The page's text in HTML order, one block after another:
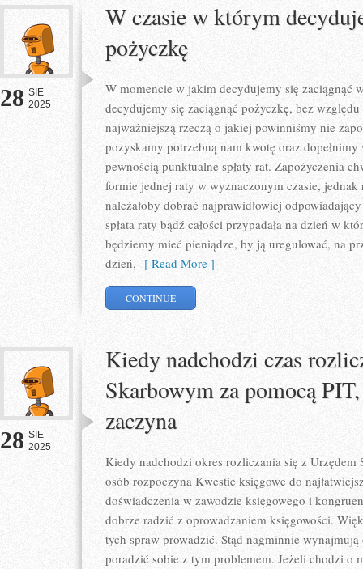
28 SIE
2025
W czasie w którym
pożyczkę
W momencie w jakim decydujemy się zaciągnąć
decydujemy się zaciągnąć pożyczkę, bez
najważniejszą rzeczą o jakiej powinniśmy nie
pozyskamy potrzebną nam kwotę oraz
pewnością punktualne spłaty rat. Zapożyczenia
formie jednej raty w wyznaczonym czasie,
należałoby dobrać najprawidłowiej
spłata raty bądź całości przypadała na dzień w
będziemy mieć pieniądze, by ją uregulować, na
dzień, [ Read More ]
CONTINUE
28 SIE
2025
Kiedy nadchodzi czas
Skarbowym za pomocą
zaczyna
Kiedy nadchodzi okres rozliczania się z Urzędem
osób rozpoczyna Kwestie księgowe do
doświadczenia w zawodzie księgowego i
dobrze radzić z oprowadzaniem księgowości.
tych spraw prowadzić. Stąd nagminnie
poradzić sobie z tym problemem. Jeżeli chodzi o